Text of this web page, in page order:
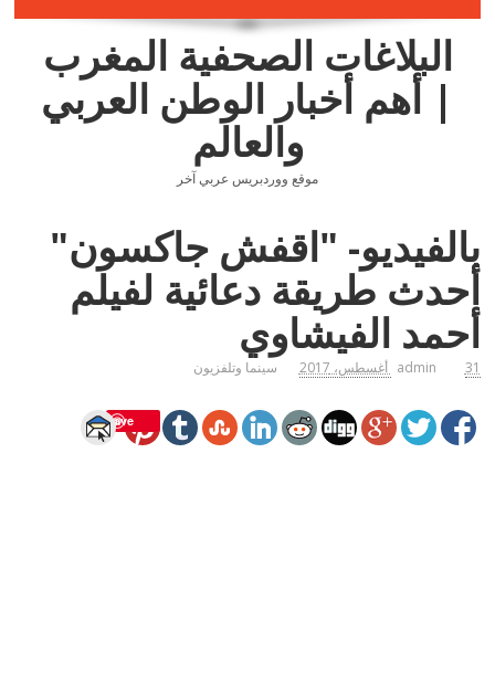
البلاغات الصحفية المغرب
| أهم أخبار الوطن العربي
والعالم
موقع ووردبريس عربي آخر
بالفيديو- "اقفش جاكسون"
أحدث طريقة دعائية لفيلم
أحمد الفيشاوي
admin 31 أغسطس، 2017 سينما وتلفزيون
Save